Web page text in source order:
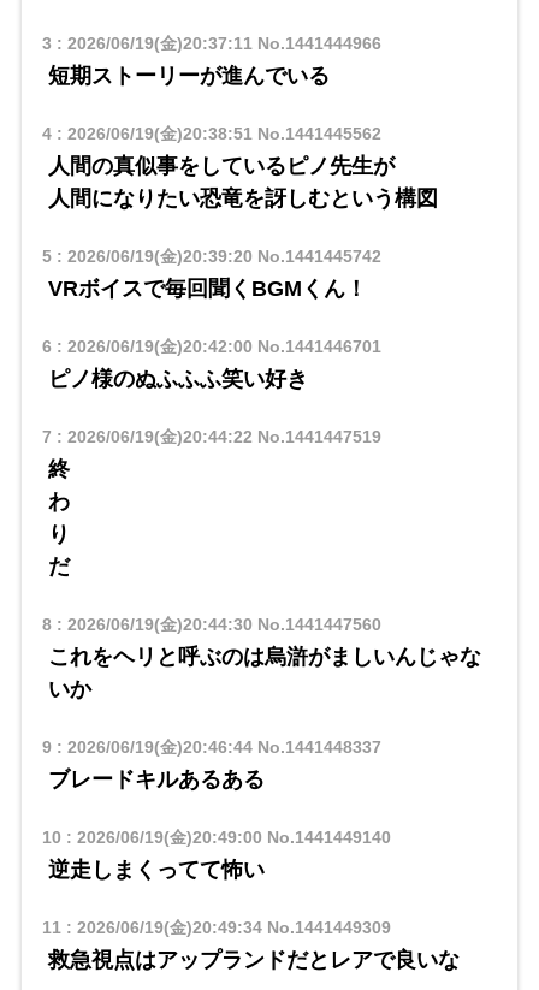
3 : 2026/06/19(金)20:37:11No.1441444966
短期ストーリーが進んでいる
4: 2026/06/19(金)20:38:51No.1441445562
人間の真似事をしているピノ先生が
人間になりたい恐竜を訝しむという構図
5: 2026/06/19(金)20:39:20 No.1441445742
VRボイスで毎回聞くBGMくん！
6 : 2026/06/19(金)20:42:00 No.1441446701
ピノ様のぬふふふ笑い好き
7 : 2026/06/19(金)20:44:22 No.1441447519
終
わ
り
だ
8: 2026/06/19(金)20:44:30 No.1441447560
これをヘリと呼ぶのは烏滸がましいんじゃな
いか
9: 2026/06/19(金)20:46:44No.1441448337
ブレードキルあるある
10 : 2026/06/19(金)20:49:00 No.1441449140
逆走しまくってて怖い
11: 2026/06/19(金)20:49:34No.1441449309
救急視点はアップランドだとレアで良いな